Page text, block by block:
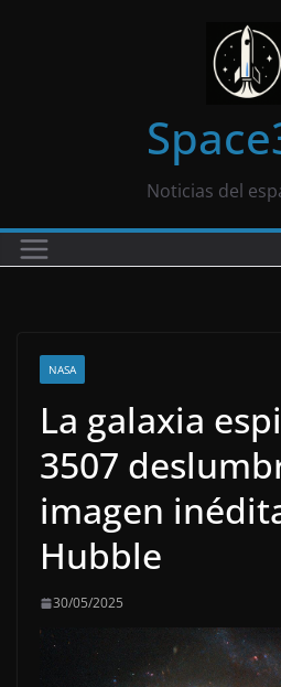
Noticias del
NASA
La galaxia
3507
imagen
Hubble
30/05/2025